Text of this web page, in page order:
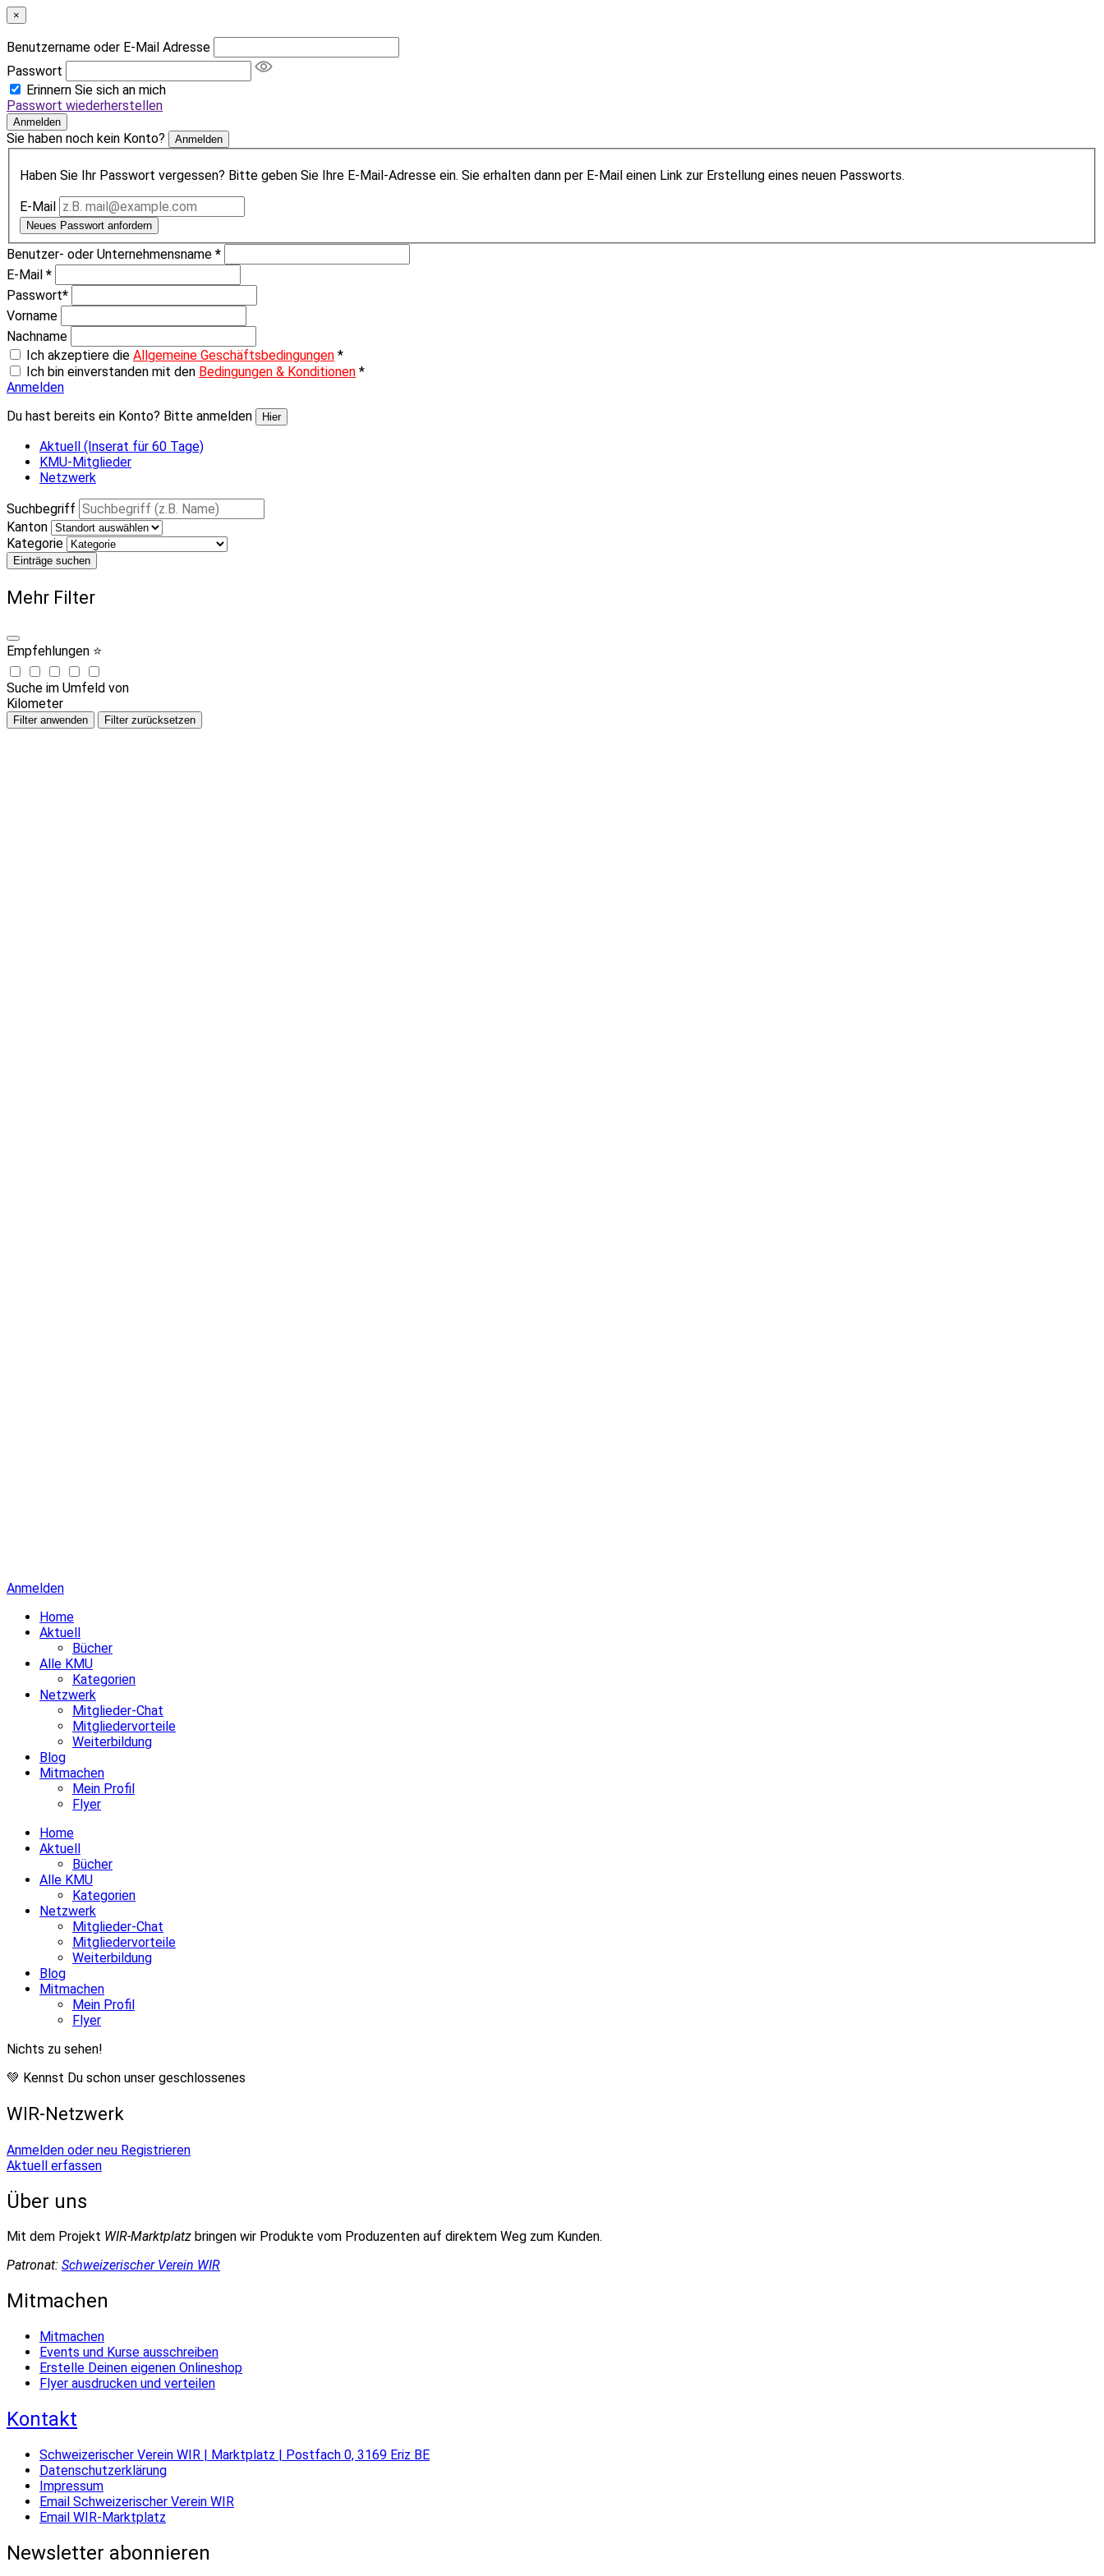
×
Benutzername oder E-Mail Adresse
Passwort
Erinnern Sie sich an mich
Passwort wiederherstellen
Anmelden
Sie haben noch kein Konto? Anmelden
Haben Sie Ihr Passwort vergessen? Bitte geben Sie Ihre E-Mail-Adresse ein. Sie erhalten dann per E-Mail einen Link zur Erstellung eines neuen Passworts.
E-Mail
Neues Passwort anfordern
Benutzer- oder Unternehmensname *
E-Mail *
Passwort*
Vorname
Nachname
Ich akzeptiere die Allgemeine Geschäftsbedingungen *
Ich bin einverstanden mit den Bedingungen & Konditionen *
Anmelden
Du hast bereits ein Konto? Bitte anmelden
Hier
Aktuell (Inserat für 60 Tage)
KMU-Mitglieder
Netzwerk
Suchbegriff
Kanton
Kategorie
Einträge suchen
Mehr Filter
Empfehlungen ⭐
Suche im Umfeld von
Kilometer
Filter anwenden Filter zurücksetzen
Anmelden
Home
Aktuell
Bücher
Alle KMU
Kategorien
Netzwerk
Mitglieder-Chat
Mitgliedervorteile
Weiterbildung
Blog
Mitmachen
Mein Profil
Flyer
Home
Aktuell
Bücher
Alle KMU
Kategorien
Netzwerk
Mitglieder-Chat
Mitgliedervorteile
Weiterbildung
Blog
Mitmachen
Mein Profil
Flyer
Nichts zu sehen!
💚 Kennst Du schon unser geschlossenes
WIR-Netzwerk
Anmelden oder neu Registrieren
Aktuell erfassen
Über uns
Mit dem Projekt WIR-Marktplatz bringen wir Produkte vom Produzenten auf direktem Weg zum Kunden.
Patronat: Schweizerischer Verein WIR
Mitmachen
Mitmachen
Events und Kurse ausschreiben
Erstelle Deinen eigenen Onlineshop
Flyer ausdrucken und verteilen
Kontakt
Schweizerischer Verein WIR | Marktplatz | Postfach 0, 3169 Eriz BE
Datenschutzerklärung
Impressum
Email Schweizerischer Verein WIR
Email WIR-Marktplatz
Newsletter abonnieren